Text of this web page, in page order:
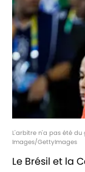
L'arbitre n'a pas été du
Images/GettyImages
Le Brésil et la